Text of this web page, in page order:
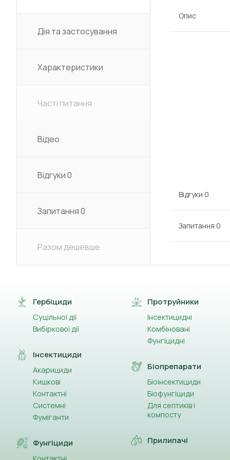
Дія та застосування
Характеристики
Часті питання
Відео
Відгуки0
Запитання0
Разом дешевше
Опис
Відгуки 0
Запитання 0
Гербіциди
Суцільної дії
Вибіркової дії
Інсектициди
Акарициди
Кишкові
Контактні
Системні
Фуміганти
Фунгіциди
Протруйники
Інсектицидні
Комбіновані
Фунгіцидні
Біопрепарати
Біоінсектициди
Біофунгіциди
Для септиків і
компосту
Прилипачі